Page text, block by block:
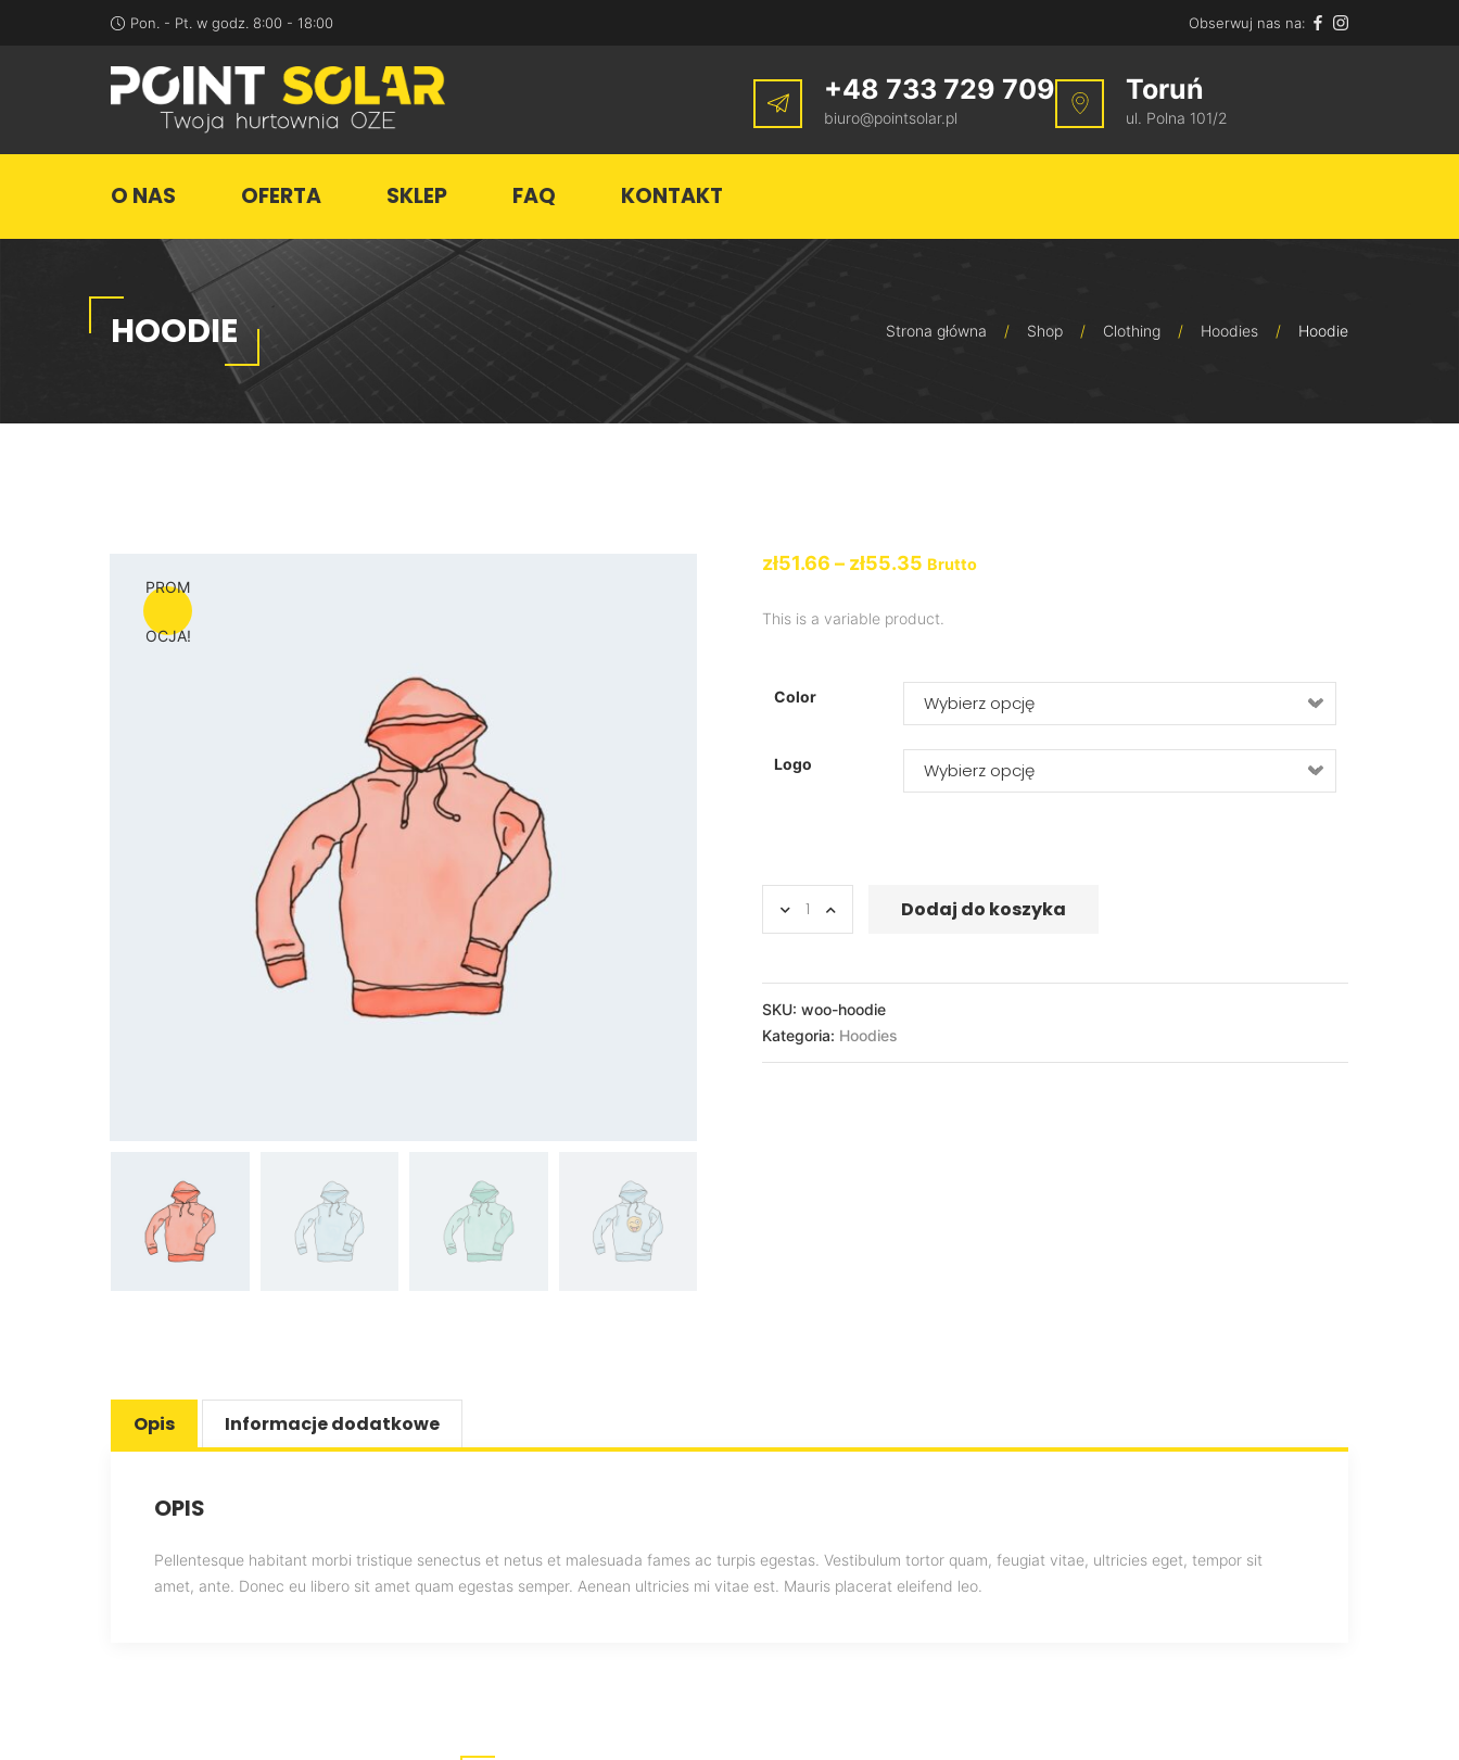
Pon. - Pt. w godz. 8:00 - 18:00 Obserwuj nas na:
+48 733 729 709
biuro@pointsolar.pl
Toruń
ul. Polna 101/2
O NAS OFERTA SKLEP FAQ KONTAKT
HOODIE Strona główna / Shop / Clothing / Hoodies / Hoodie
PROM
OCJA!
zł51.66 – zł55.35 Brutto
This is a variable product.
Color
Logo
Dodaj do koszyka
SKU: woo-hoodie
Kategoria: Hoodies
Opis Informacje dodatkowe
OPIS
Pellentesque habitant morbi tristique senectus et netus et malesuada fames ac turpis egestas. Vestibulum tortor quam, feugiat vitae, ultricies eget, tempor sit
amet, ante. Donec eu libero sit amet quam egestas semper. Aenean ultricies mi vitae est. Mauris placerat eleifend leo.